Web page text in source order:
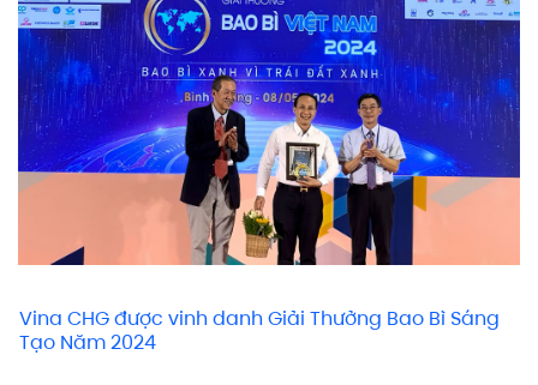
Vina CHG được vinh danh Giải Thưởng Bao Bì Sáng
Tạo Năm 2024